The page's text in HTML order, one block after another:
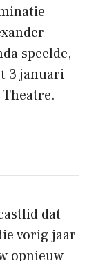
speelde,
3 januari
dat
vorig jaar
opnieuw